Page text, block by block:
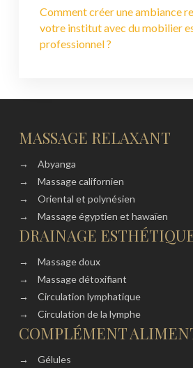
Comment créer une ambiance
votre institut avec du mobilier
professionnel ?
MASSAGE RELAXANT
→
Abyanga
→
Massage californien
→
Oriental et polynésien
→
Massage égyptien et hawaïen
DRAINAGE
→
Massage doux
→
Massage détoxifiant
→
Circulation lymphatique
→
Circulation de la lymphe
COMPLÉMENT
→ Gélules